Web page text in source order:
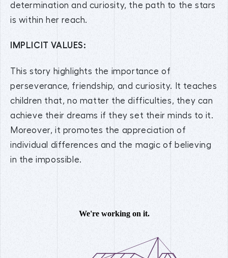
determination and curiosity, the path to the stars
is within her reach.
IMPLICIT VALUES:
This story highlights the importance of
perseverance, friendship, and curiosity. It teaches
children that, no matter the difficulties, they can
achieve their dreams if they set their minds to it.
Moreover, it promotes the appreciation of
individual differences and the magic of believing
in the impossible.